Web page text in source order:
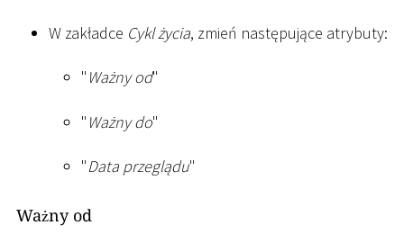
W zakładce Cykl życia, zmień następujące atrybuty:
" Ważny od"
" Ważny do"
"Data przeglądu"
Ważny od